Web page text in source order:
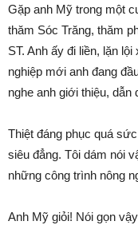
Gặp anh Mỹ trong một
thăm Sóc Trăng, thăm
ST. Anh ấy đi liền, lặn
nghiệp mới anh đang
nghe anh giới thiệu,
Thiệt đáng phục quá
siêu đẳng. Tôi dám nói
những công trình nông
Anh Mỹ giỏi! Nói gọn